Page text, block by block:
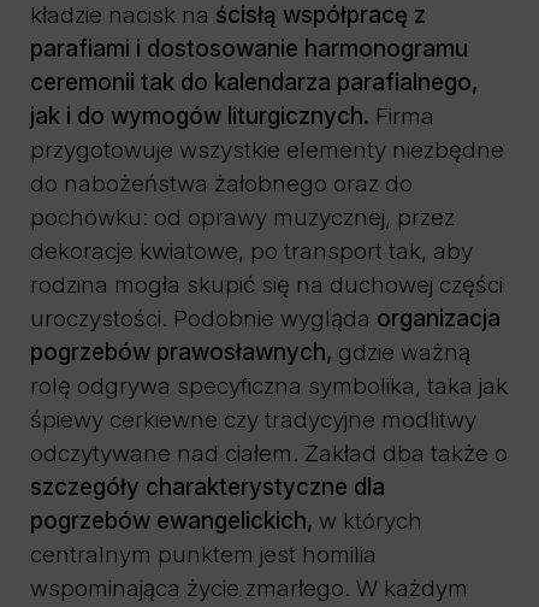
kładzie nacisk na ścisłą współpracę z
parafiami i dostosowanie harmonogramu
ceremonii tak do kalendarza parafialnego,
jak i do wymogów liturgicznych. Firma
przygotowuje wszystkie elementy niezbędne
do nabożeństwa żałobnego oraz do
pochówku: od oprawy muzycznej, przez
dekoracje kwiatowe, po transport tak, aby
rodzina mogła skupić się na duchowej części
uroczystości. Podobnie wygląda organizacja
pogrzebów prawosławnych, gdzie ważną
rolę odgrywa specyficzna symbolika, taka jak
śpiewy cerkiewne czy tradycyjne modlitwy
odczytywane nad ciałem. Zakład dba także o
szczegóły charakterystyczne dla
pogrzebów ewangelickich, w których
centralnym punktem jest homilia
wspominająca życie zmarłego. W każdym